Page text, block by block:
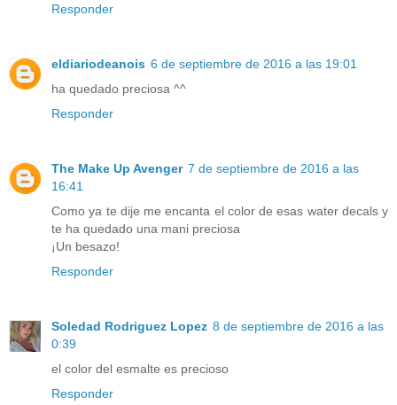
Responder
eldiariodeanois 6 de septiembre de 2016 a las 19:01
ha quedado preciosa ^^
Responder
The Make Up Avenger 7 de septiembre de 2016 a las
16:41
Como ya te dije me encanta el color de esas water decals y
te ha quedado una mani preciosa
¡Un besazo!
Responder
Soledad Rodriguez Lopez 8 de septiembre de 2016 a las
0:39
el color del esmalte es precioso
Responder